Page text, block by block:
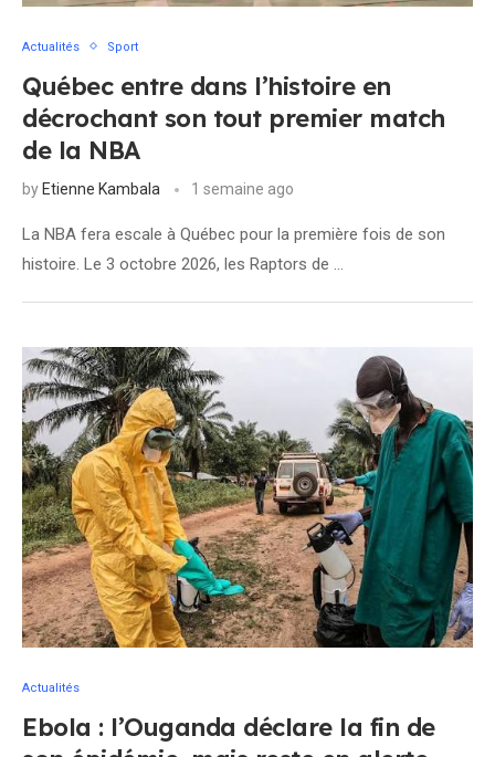
Actualités Sport
Québec entre dans l’histoire en
décrochant son tout premier match
de la NBA
by Etienne Kambala 1 semaine ago
La NBA fera escale à Québec pour la première fois de son
histoire. Le 3 octobre 2026, les Raptors de …
Actualités
Ebola : l’Ouganda déclare la fin de